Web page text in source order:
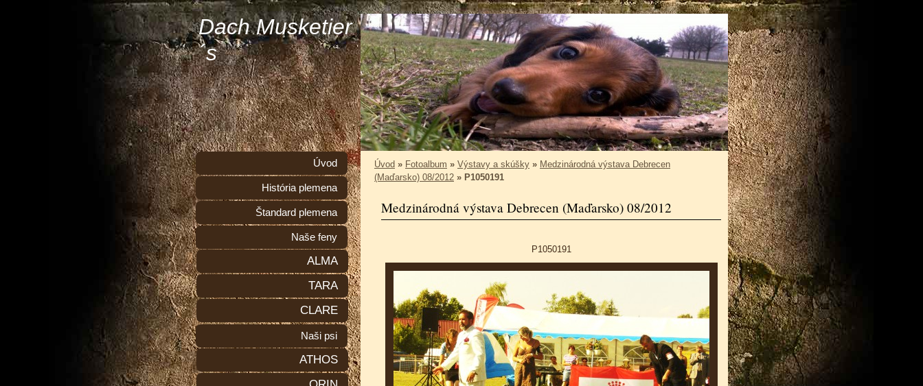
Dach Musketier
´s
Úvod » Fotoalbum » Výstavy a skúšky » Medzinárodná výstava Debrecen
(Maďarsko) 08/2012 » P1050191
Medzinárodná výstava Debrecen (Maďarsko) 08/2012
P1050191
Úvod
História plemena
Štandard plemena
Naše feny
ALMA
TARA
CLARE
Naši psi
ATHOS